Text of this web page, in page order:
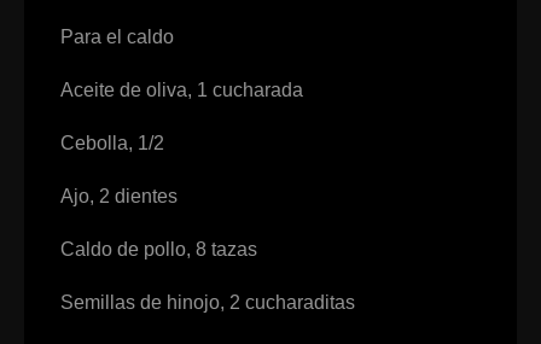
Para el caldo
Aceite de oliva, 1 cucharada
Cebolla, 1/2
Ajo, 2 dientes
Caldo de pollo, 8 tazas
Semillas de hinojo, 2 cucharaditas